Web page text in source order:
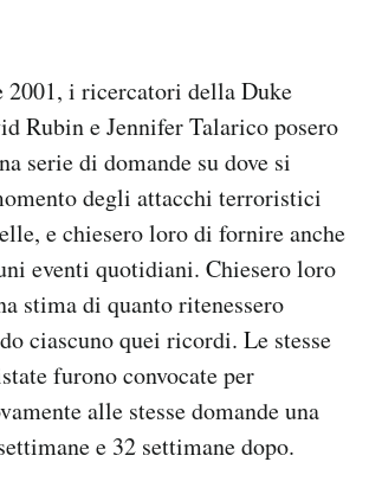
2001, i ricercatori della Duke
Rubin e Jennifer Talarico posero
serie di domande su dove si
degli attacchi terroristici
e chiesero loro di fornire anche
eventi quotidiani. Chiesero loro
stima di quanto ritenessero
ciascuno quei ricordi. Le stesse
furono convocate per
alle stesse domande una
e 32 settimane dopo.